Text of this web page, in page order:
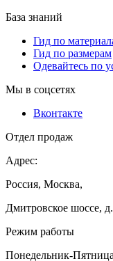
База знаний
Гид по
Гид по размерам
Одевайтесь по
Мы в соцсетях
Вконтакте
Отдел продаж
Адрес:
Россия, Москва,
Дмитровское шоссе,
Режим работы
Понедельник-